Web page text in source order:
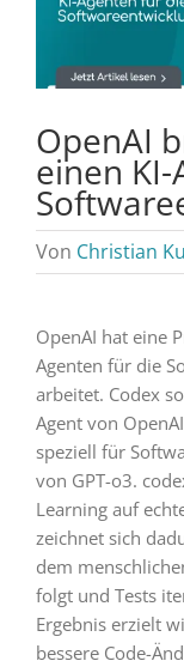
OpenAI
einen
Von Christian
OpenAI hat eine
Agenten für die
arbeitet. Codex
Agent von
speziell für
von GPT-o3.
Learning auf
zeichnet sich
dem
folgt und Tests
Ergebnis erzielt
bessere Code-